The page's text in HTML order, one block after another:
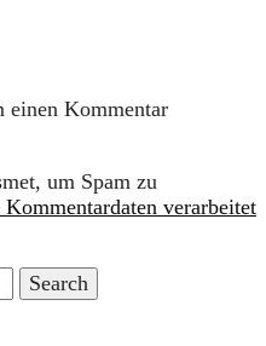
einen Kommentar
um Spam zu
verarbeitet